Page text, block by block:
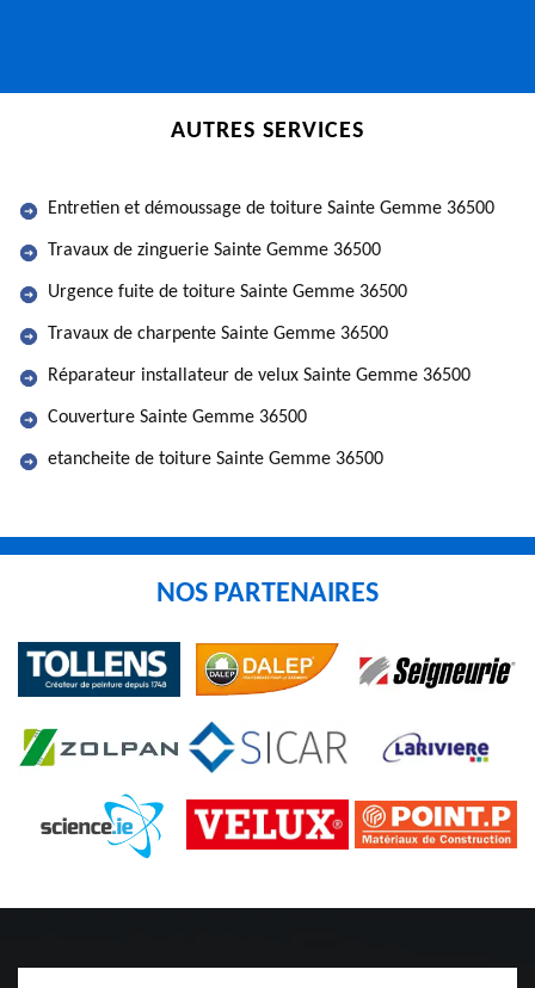
AUTRES SERVICES
Entretien et démoussage de toiture Sainte Gemme 36500
Travaux de zinguerie Sainte Gemme 36500
Urgence fuite de toiture Sainte Gemme 36500
Travaux de charpente Sainte Gemme 36500
Réparateur installateur de velux Sainte Gemme 36500
Couverture Sainte Gemme 36500
etancheite de toiture Sainte Gemme 36500
NOS PARTENAIRES